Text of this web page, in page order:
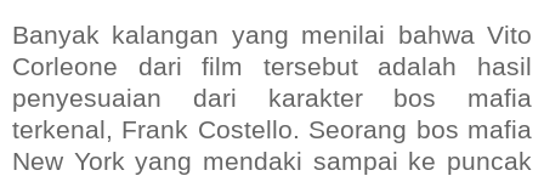
Banyak kalangan yang menilai bahwa Vito
Corleone dari film tersebut adalah hasil
penyesuaian dari karakter bos mafia
terkenal, Frank Costello. Seorang bos mafia
New York yang mendaki sampai ke puncak